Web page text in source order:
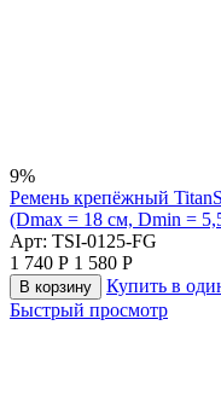
9%
Ремень крепёжный
(Dmax = 18 см, Dmin =
Арт: TSI-0125-FG
1 740 Р 1 580 Р
В корзину
Купить в
Быстрый просмотр